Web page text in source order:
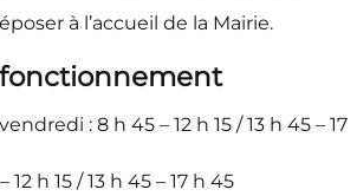
à l’accueil de la Mairie.
: 8 h 45 – 12 h 15 / 13 h 45 – 17
12 h 15 / 13 h 45 – 17 h 45